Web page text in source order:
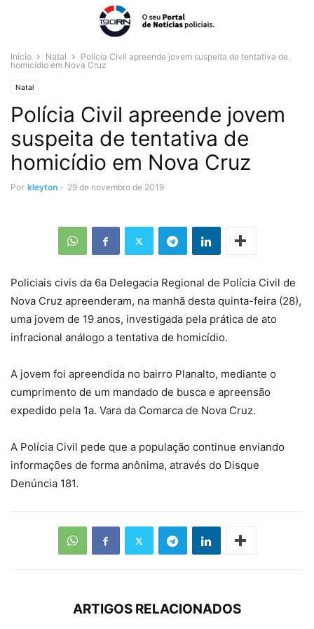
Início Natal
Polícia Civil apreende jovem suspeita de tentativa de
homicídio em Nova Cruz
Natal
Polícia Civil apreende jovem
suspeita de tentativa de
homicídio em Nova Cruz
Por kleyton - 29 de novembro de 2019
Policiais civis da 6a Delegacia Regional de Polícia Civil de
Nova Cruz apreenderam, na manhã desta quinta-feira (28),
uma jovem de 19 anos, investigada pela prática de ato
infracional análogo a tentativa de homicídio.
A jovem foi apreendida no bairro Planalto, mediante o
cumprimento de um mandado de busca e apreensão
expedido pela 1a. Vara da Comarca de Nova Cruz.
A Polícia Civil pede que a população continue enviando
informações de forma anônima, através do Disque
Denúncia 181.
ARTIGOS RELACIONADOS